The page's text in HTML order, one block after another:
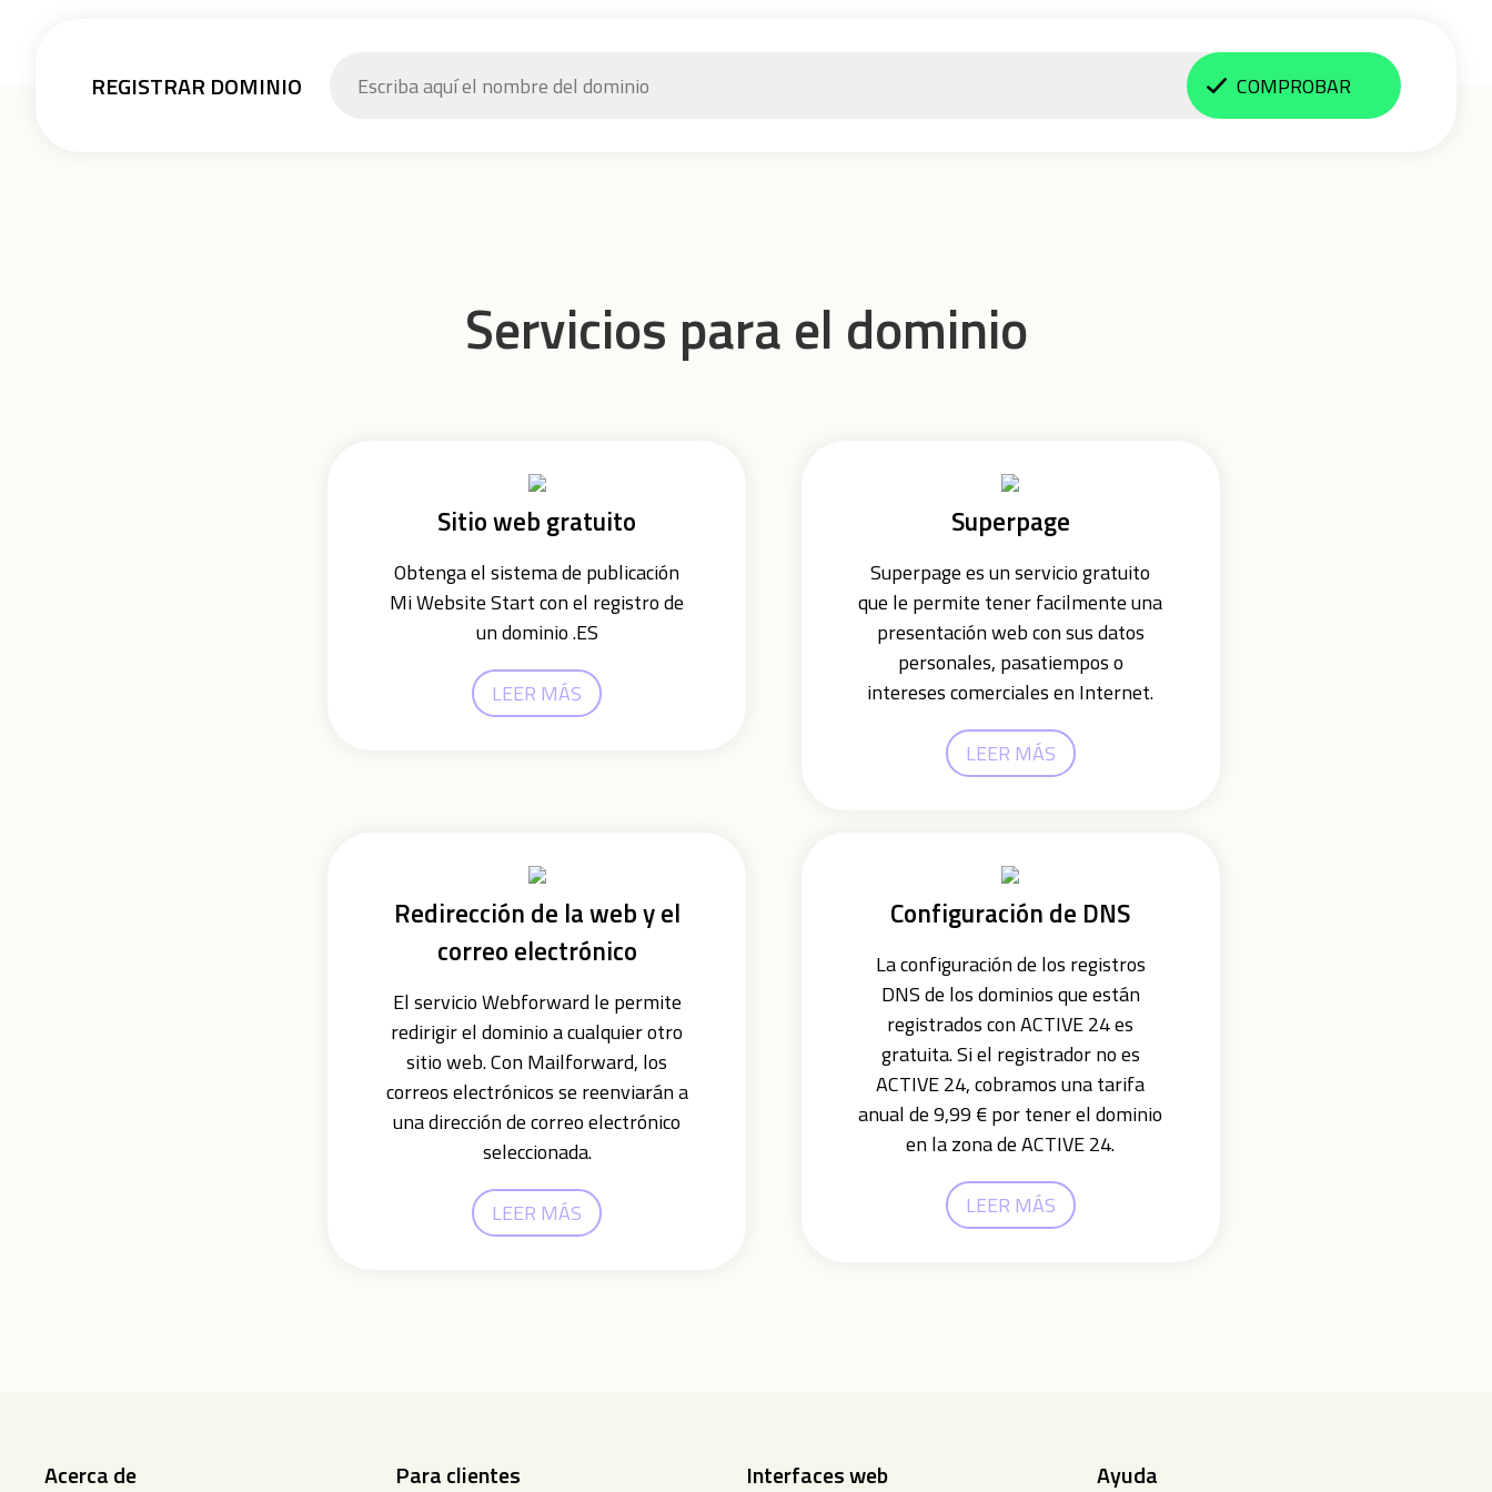
REGISTRAR DOMINIO COMPROBAR
Servicios para el dominio
Sitio web gratuito
Obtenga el sistema de publicación
Mi Website Start con el registro de
un dominio .ES
LEER MÁS
Superpage
Superpage es un servicio gratuito
que le permite tener facilmente una
presentación web con sus datos
personales, pasatiempos o
intereses comerciales en Internet.
LEER MÁS
Redirección de la web y el
correo electrónico
El servicio Webforward le permite
redirigir el dominio a cualquier otro
sitio web. Con Mailforward, los
correos electrónicos se reenviarán a
una dirección de correo electrónico
seleccionada.
LEER MÁS
Configuración de DNS
La configuración de los registros
DNS de los dominios que están
registrados con ACTIVE 24 es
gratuita. Si el registrador no es
ACTIVE 24, cobramos una tarifa
anual de 9,99 € por tener el dominio
en la zona de ACTIVE 24.
LEER MÁS
Acerca de Para clientes Interfaces web Ayuda